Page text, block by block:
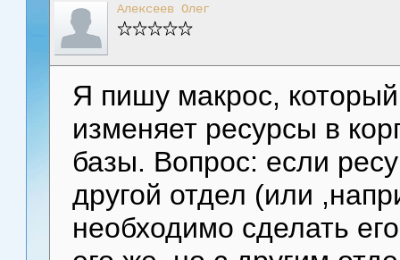
Алексеев Олег
Я пишу макрос,
изменяет ресурсы в
базы. Вопрос: если
другой отдел (или
необходимо сделать